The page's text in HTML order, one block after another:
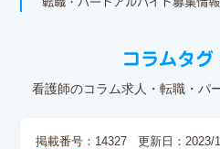
コラムタグ
看護師のコラム求人・転職・パ
掲載番号：14327 更新日：2023/